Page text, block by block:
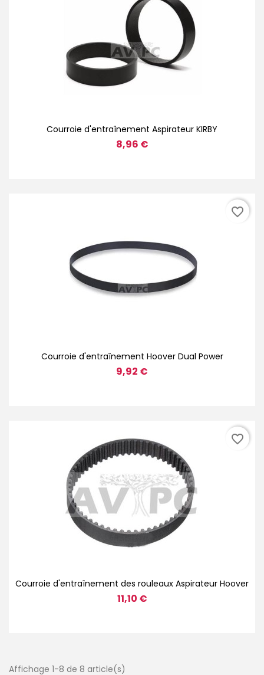
Courroie d'entraînement Aspirateur KIRBY
8,96 €
Courroie d'entraînement Hoover Dual Power
9,92 €
favorite_border
Courroie d'entraînement des rouleaux Aspirateur Hoover
11,10 €
favorite_border
Affichage 1-8 de 8 article(s)